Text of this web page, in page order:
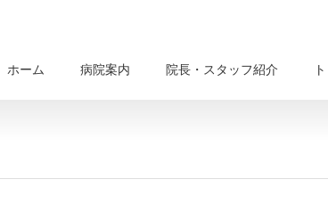
ホーム 病院案内 院長・スタッフ紹介